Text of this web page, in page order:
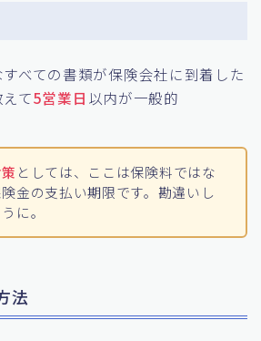
べての書類が保険会社に到着した
て5営業日 以内が一般的
としては、ここは保険料ではな
金の支払い期限です。勘違いし
に。
法